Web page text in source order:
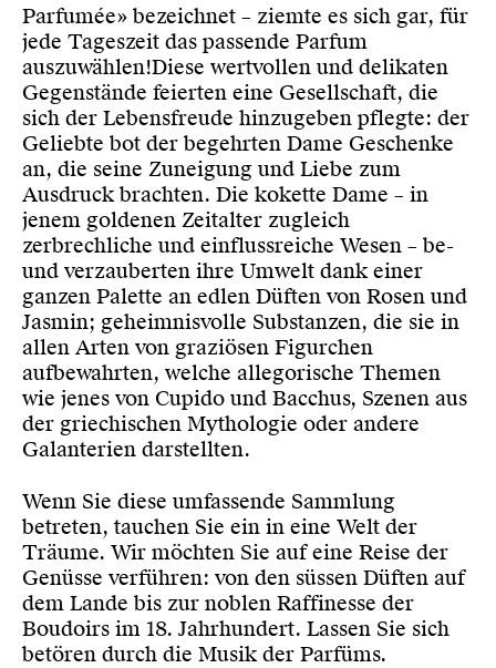
Parfumée» bezeichnet – ziemte es sich gar, für
jede Tageszeit das passende Parfum
auszuwählen!Diese wertvollen und delikaten
Gegenstände feierten eine Gesellschaft, die
sich der Lebensfreude hinzugeben pflegte: der
Geliebte bot der begehrten Dame Geschenke
an, die seine Zuneigung und Liebe zum
Ausdruck brachten. Die kokette Dame – in
jenem goldenen Zeitalter zugleich
zerbrechliche und einflussreiche Wesen – be-
und verzauberten ihre Umwelt dank einer
ganzen Palette an edlen Düften von Rosen und
Jasmin; geheimnisvolle Substanzen, die sie in
allen Arten von graziösen Figurchen
aufbewahrten, welche allegorische Themen
wie jenes von Cupido und Bacchus, Szenen aus
der griechischen Mythologie oder andere
Galanterien darstellten.
Wenn Sie diese umfassende Sammlung
betreten, tauchen Sie ein in eine Welt der
Träume. Wir möchten Sie auf eine Reise der
Genüsse verführen: von den süssen Düften auf
dem Lande bis zur noblen Raffinesse der
Boudoirs im 18. Jahrhundert. Lassen Sie sich
betören durch die Musik der Parfüms.